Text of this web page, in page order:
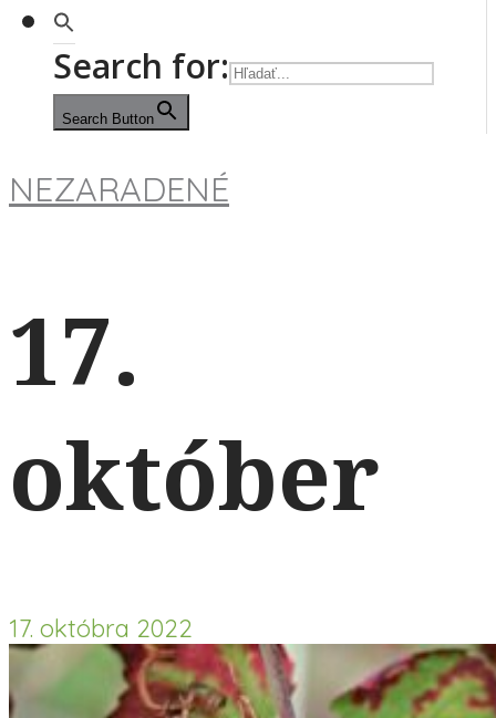
Search for:
Search Button
NEZARADENÉ
17.
október
17. októbra 2022